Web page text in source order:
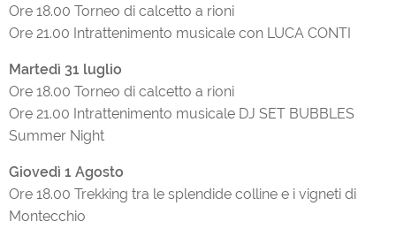
Ore 18.00 Torneo di calcetto a rioni
Ore 21.00 Intrattenimento musicale con LUCA CONTI
Martedì 31 luglio
Ore 18.00 Torneo di calcetto a rioni
Ore 21.00 Intrattenimento musicale DJ SET BUBBLES
Summer Night
Giovedì 1 Agosto
Ore 18.00 Trekking tra le splendide colline e i vigneti di
Montecchio